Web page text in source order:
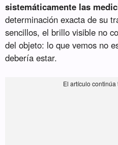
sistemáticamente las
determinación exacta de su
sencillos, el brillo visible no
del objeto: lo que vemos no
debería estar.